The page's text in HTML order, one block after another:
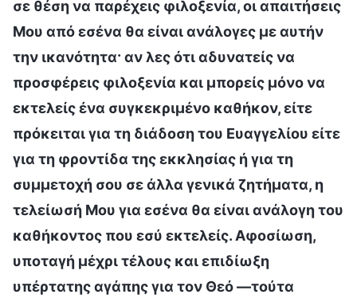
σε θέση να παρέχεις φιλοξενία, οι απαιτήσεις
Μου από εσένα θα είναι ανάλογες με αυτήν
την ικανότητα· αν λες ότι αδυνατείς να
προσφέρεις φιλοξενία και μπορείς μόνο να
εκτελείς ένα συγκεκριμένο καθήκον, είτε
πρόκειται για τη διάδοση του Ευαγγελίου είτε
για τη φροντίδα της εκκλησίας ή για τη
συμμετοχή σου σε άλλα γενικά ζητήματα, η
τελείωσή Μου για εσένα θα είναι ανάλογη του
καθήκοντος που εσύ εκτελείς. Αφοσίωση,
υποταγή μέχρι τέλους και επιδίωξη
υπέρτατης αγάπης για τον Θεό —τούτα